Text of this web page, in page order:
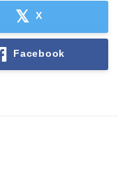
X
Facebook